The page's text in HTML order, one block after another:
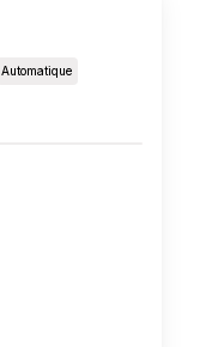
Automatique